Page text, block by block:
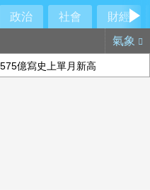
政治 社會
財經
氣象
億寫史上單月新高